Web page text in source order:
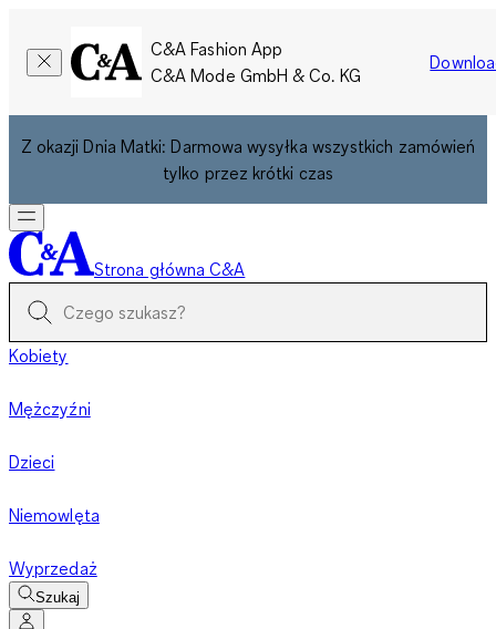
C&A Fashion App
C&A Mode GmbH & Co. KG
Z okazji Dnia Matki: Darmowa wysyłka wszystkich zamówień
tylko przez krótki czas
Strona główna C&A
Kobiety
Mężczyźni
Dzieci
Niemowlęta
Wyprzedaż
Szukaj